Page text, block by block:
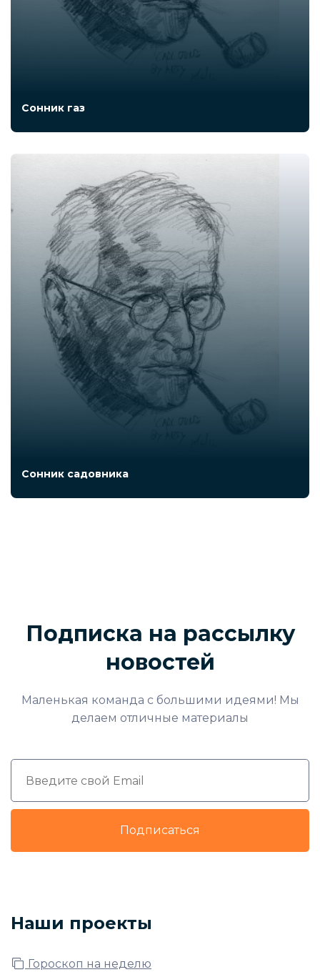
Сонник газ
Сонник садовника
Подписка на рассылку
новостей
Маленькая команда с большими идеями! Мы
делаем отличные материалы
Подписаться
Наши проекты
Гороскоп на неделю